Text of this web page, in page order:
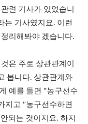
련 기사가 있었습니
는 기사였지요. 이런
리해봐야 겠습니다.
은 주로 상관관계이
봅니다. 상관관계와
예를 들면 "농구선수
지고 "농구선수하면
되는 것이지요. 하지